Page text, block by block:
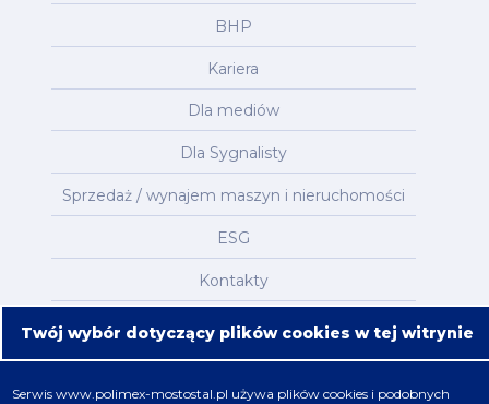
BHP
Kariera
Dla mediów
Dla Sygnalisty
Sprzedaż / wynajem maszyn i nieruchomości
ESG
Kontakty
Mapa serwisu
Twój wybór dotyczący plików cookies w tej witrynie
Serwiswww.polimex-mostostal.pl używa plików cookies i podobnych